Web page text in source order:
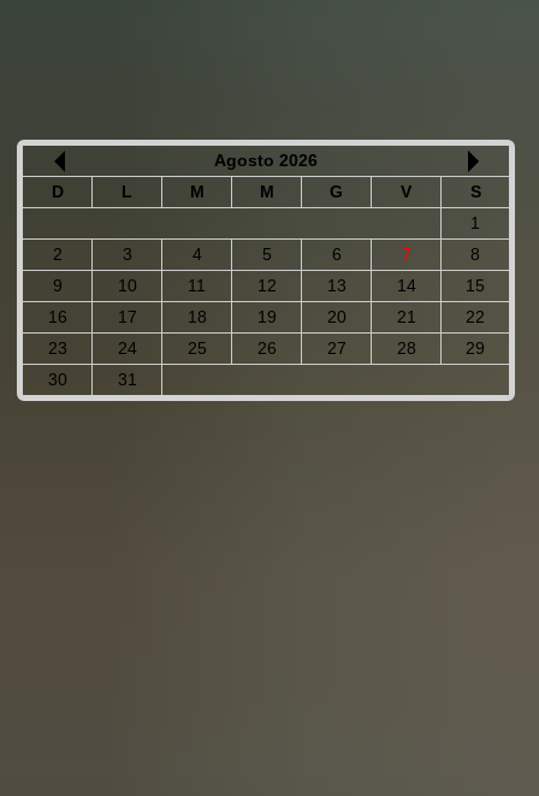
Agosto 2026
D
L M M G V
S
1
2
3 4 5 6 7
8
9
10 11 12 13 14
15
16
17 18 19 20 21
22
23
24 25 26 27 28
29
30
31